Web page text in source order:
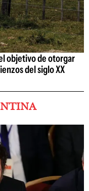
objetivo de otorgar
del siglo XX